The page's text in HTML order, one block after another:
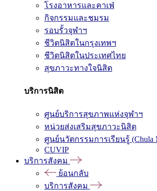
โรงอาหารและคาเฟ่
กิจกรรมและชมรม
รอบรั้วจุฬาฯ
ชีวิตนิสิตในกรุงเทพฯ
ชีวิตนิสิตในประเทศไทย
สุขภาวะทางใจนิสิต
บริการนิสิต
ศูนย์บริการสุขภาพแห่งจุฬาฯ
หน่วยส่งเสริมสุขภาวะนิสิต
ศูนย์นวัตกรรมการเรียนรู้ (Chula
CUVIP
บริการสังคม
ย้อนกลับ
บริการสังคม